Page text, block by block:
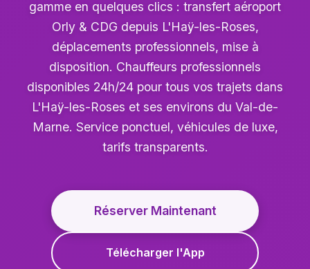
gamme en quelques clics : transfert aéroport
Orly & CDG depuis L'Haÿ-les-Roses,
déplacements professionnels, mise à
disposition. Chauffeurs professionnels
disponibles 24h/24 pour tous vos trajets dans
L'Haÿ-les-Roses et ses environs du Val-de-
Marne. Service ponctuel, véhicules de luxe,
tarifs transparents.
Réserver Maintenant
Télécharger l'App